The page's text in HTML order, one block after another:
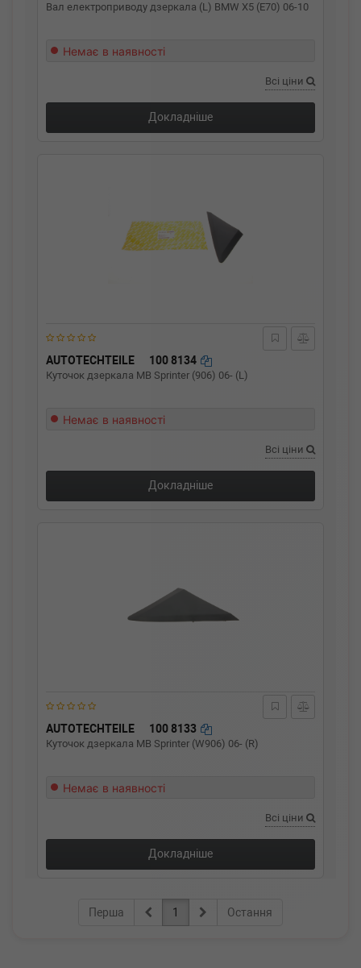
Вал електроприводу дзеркала (L) BMW X5 (E70) 06-10
Немає в наявності
Всі ціни
Докладніше
AUTOTECHTEILE 100 8134
Куточок дзеркала MB Sprinter (906) 06- (L)
Немає в наявності
Всі ціни
Докладніше
AUTOTECHTEILE 100 8133
Куточок дзеркала MB Sprinter (W906) 06- (R)
Немає в наявності
Всі ціни
Докладніше
Перша 1 Остання